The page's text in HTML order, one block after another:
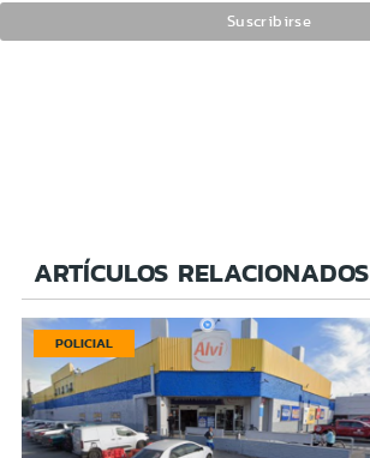
ARTÍCULOS RELACIONADOS
POLICIAL